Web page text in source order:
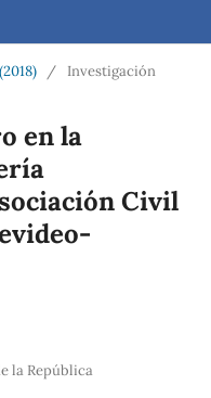
/ Investigación
en la
Civil
la República